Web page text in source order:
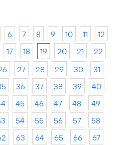
6 7 8 9 10 11
12
17 18 19 20 21
22
27 28 29 30
31
36 37 38 39
40
45 46 47 48
49
54 55 56 57
58
63 64 65 66
67